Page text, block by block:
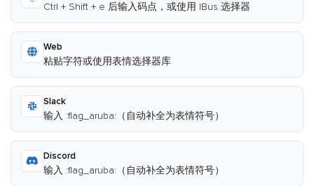
Ctrl + Shift + e 后输入码点，或使用 IBus 选择器
Web
粘贴字符或使用表情选择器库
Slack
输入 :flag_aruba:（自动补全为表情符号）
Discord
输入 :flag_aruba:（自动补全为表情符号）